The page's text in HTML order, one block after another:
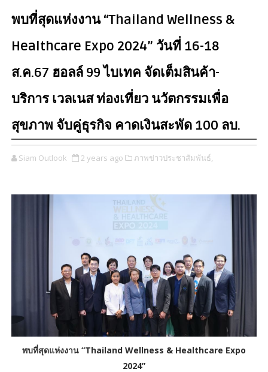
พบที่สุดแห่งงาน “Thailand Wellness &
Healthcare Expo 2024” วันที่ 16-18
ส.ค.67 ฮอลล์ 99 ไบเทค จัดเต็มสินค้า-
บริการ เวลเนส ท่องเที่ยว นวัตกรรมเพื่อ
สุขภาพ จับคู่ธุรกิจ คาดเงินสะพัด 100 ลบ.
Siam Outlook 2 years ago ภาพข่าวประชาสัมพันธ์,
พบที่สุดแห่งงาน “Thailand Wellness & Healthcare Expo
2024”